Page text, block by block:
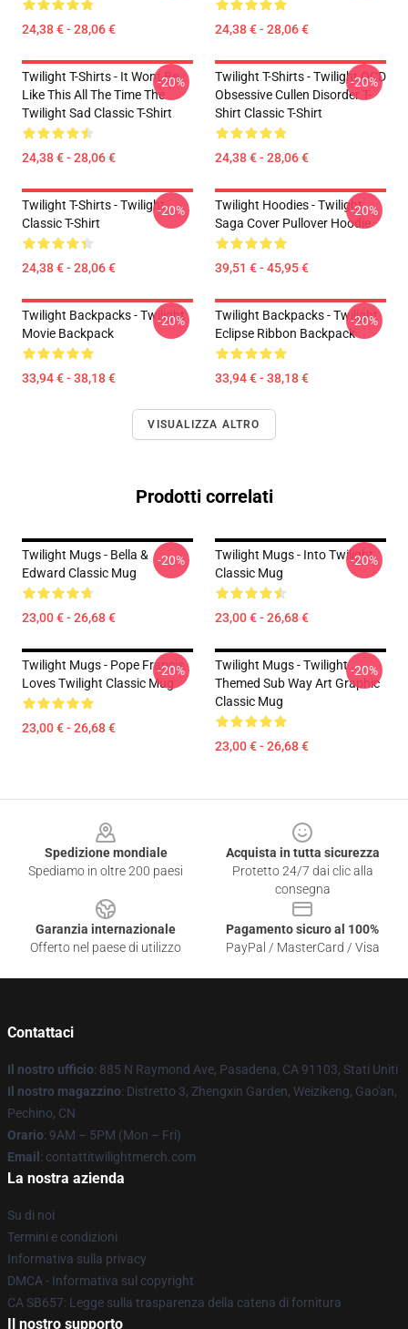
24,38 € - 28,06 € 24,38 € - 28,06 €
Twilight T-Shirts - It Wont Be
Like This All The Time The
Twilight Sad Classic T-Shirt
24,38 € - 28,06 €
-20%
Twilight T-Shirts - Twilight OCD
Obsessive Cullen Disorder T-
Shirt Classic T-Shirt
24,38 € - 28,06 €
-20%
Twilight T-Shirts - Twilight
Classic T-Shirt
24,38 € - 28,06 €
-20%
Twilight Hoodies - Twilight
Saga Cover Pullover Hoodie
39,51 € - 45,95 €
-20%
Twilight Backpacks - Twilight
Movie Backpack
33,94 € - 38,18 €
-20%
Twilight Backpacks - Twilight
Eclipse Ribbon Backpack
33,94 € - 38,18 €
-20%
VISUALIZZA ALTRO
Prodotti correlati
Twilight Mugs - Bella &
Edward Classic Mug
23,00 € - 26,68 €
-20%
Twilight Mugs - Into Twilight
Classic Mug
23,00 € - 26,68 €
-20%
Twilight Mugs - Pope Francis
Loves Twilight Classic Mug
23,00 € - 26,68 €
-20%
Twilight Mugs - Twilight
Themed Sub Way Art Graphic
Classic Mug
23,00 € - 26,68 €
-20%
Spedizione mondiale
Spediamo in oltre 200 paesi
Acquista in tutta sicurezza
Protetto 24/7 dai clic alla
consegna
Garanzia internazionale
Offerto nel paese di utilizzo
Pagamento sicuro al 100%
PayPal / MasterCard / Visa
Contattaci
Il nostro ufficio: 885 N Raymond Ave, Pasadena, CA 91103, Stati Uniti
Il nostro magazzino: Distretto 3, Zhengxin Garden, Weizikeng, Gao'an,
Pechino, CN
Orario: 9AM – 5PM (Mon – Fri)
Email : contattitwilightmerch.com
La nostra azienda
Su di noi
Termini e condizioni
Informativa sulla privacy
DMCA - Informativa sul copyright
CA SB657: Legge sulla trasparenza della catena di fornitura
Il nostro supporto